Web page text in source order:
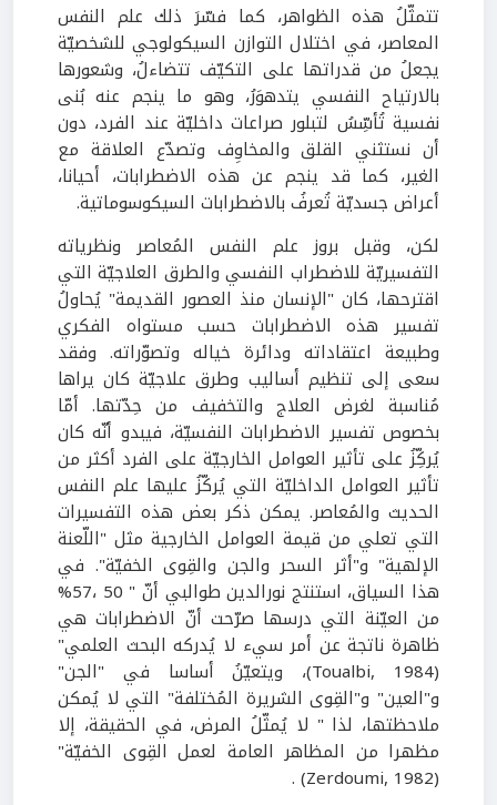
تتمثّلُ هذه الظواهر، كما فسّرَ ذلك علم النفس
المعاصر، في اختلال التوازن السيكولوجي للشخصيّة
يجعلُ من قدراتها على التكيّف تتضاءلُ، وشعورها
بالارتياح النفسي يتدهوَرُ، وهو ما ينجم عنه بُنى
نفسية تُأسِّسُ لتبلور صراعات داخليّة عند الفرد، دون
أن نستثني القلق والمخاوِف وتصدّع العلاقة مع
الغير، كما قد ينجم عن هذه الاضطرابات، أحيانا،
أعراض جسديّة تُعرفُ بالاضطرابات السيكوسوماتية.
لكن، وقبل بروز علم النفس المُعاصر ونظرياته
التفسيريّة للاضطراب النفسي والطرق العلاجيّة التي
اقترحها، كان "الإنسان منذ العصور القديمة" يُحاولُ
تفسير هذه الاضطرابات حسب مستواه الفكري
وطبيعة اعتقاداته ودائرة خياله وتصوّراته. وفقد
سعى إلى تنظيم أساليب وطرق علاجيّة كان يراها
مُناسبة لغرض العلاج والتخفيف من حِدّتها. أمّا
بخصوص تفسير الاضطرابات النفسيّة، فيبدو أنّه كان
يُركِّزُ على تأثير العوامل الخارجيّة على الفرد أكثر من
تأثير العوامل الداخليّة التي يُركّزُ عليها علم النفس
الحديث والمُعاصر. يمكن ذكر بعض هذه التفسيرات
التي تعلي من قيمة العوامل الخارجية مثل "اللّعنة
الإلهية" و"أثر السحر والجن والقِوى الخفيّة". في
هذا السياق، استنتج نورالدين طوالبي أنّ " 50 ،57%
من العيّنة التي درسها صرّحت أنّ الاضطرابات هي
ظاهرة ناتجة عن أمر سيء لا يُدركه البحث العلمي"
(Toualbi, 1984)، ويتعيّنُ أساسا في "الجن"
و"العين" و"القِوى الشريرة المُختلفة" التي لا يُمكن
ملاحظتها، لذا " لا يُمثّلُ المرض، في الحقيقة، إلا
مظهرا من المظاهر العامة لعمل القِوى الخفيّة"
(Zerdoumi, 1982) .